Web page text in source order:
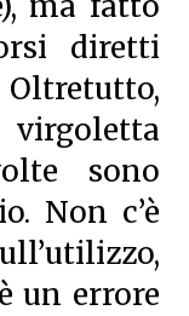
diretti
sono
Non c’è
un errore